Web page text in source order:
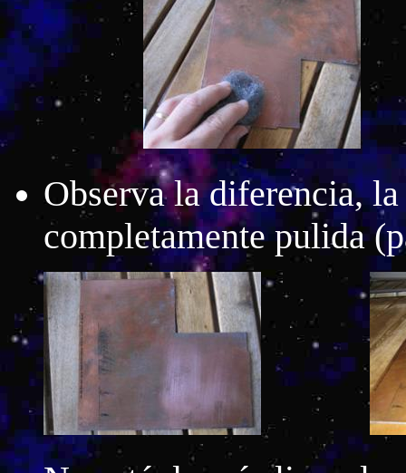
Observa la diferencia,
completamente pulida